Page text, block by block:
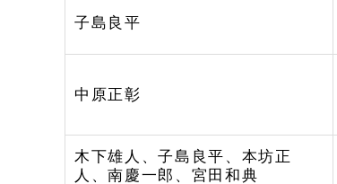
子島良平
中原正彰
木下雄人、子島良平、本坊正
人、南慶一郎、宮田和典